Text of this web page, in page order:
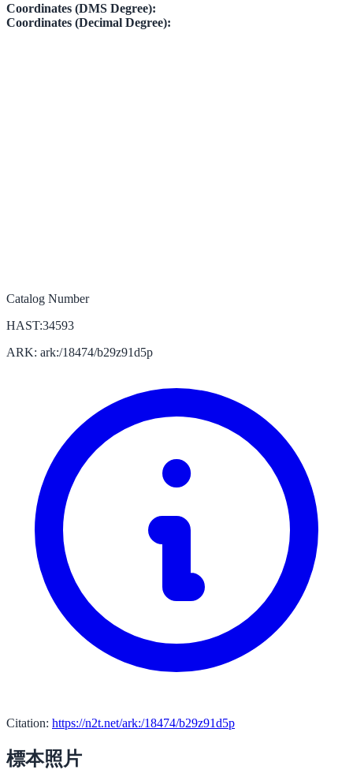
Coordinates (DMS Degree):
Coordinates (Decimal Degree):
Catalog Number
HAST:34593
ARK: ark:/18474/b29z91d5p
Citation: https://n2t.net/ark:/18474/b29z91d5p
標本照片